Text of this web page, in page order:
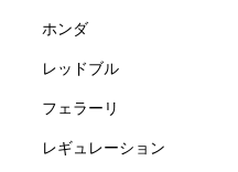
ホンダ
レッドブル
フェラーリ
レギュレーション